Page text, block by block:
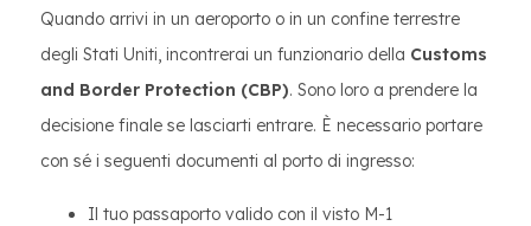
Quando arrivi in un aeroporto o in un confine terrestre
degli Stati Uniti, incontrerai un funzionario della Customs
and Border Protection (CBP). Sono loro a prendere la
decisione finale se lasciarti entrare. È necessario portare
con sé i seguenti documenti al porto di ingresso:
Il tuo passaporto valido con il visto M-1